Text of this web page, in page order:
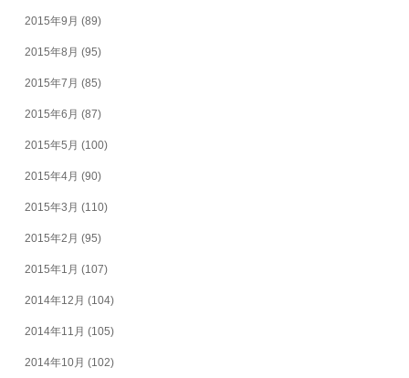
2015年9月 (89)
2015年8月 (95)
2015年7月 (85)
2015年6月 (87)
2015年5月 (100)
2015年4月 (90)
2015年3月 (110)
2015年2月 (95)
2015年1月 (107)
2014年12月 (104)
2014年11月 (105)
2014年10月 (102)